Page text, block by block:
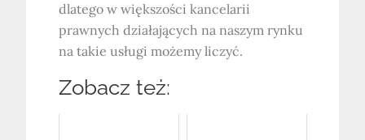
dlatego w większości kancelarii
prawnych działających na naszym rynku
na takie usługi możemy liczyć.
Zobacz też: